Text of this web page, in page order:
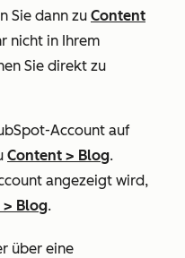
Sie dann zu Content
nicht in Ihrem
Sie direkt zu
Account auf
Content > Blog.
angezeigt wird,
> Blog.
über eine